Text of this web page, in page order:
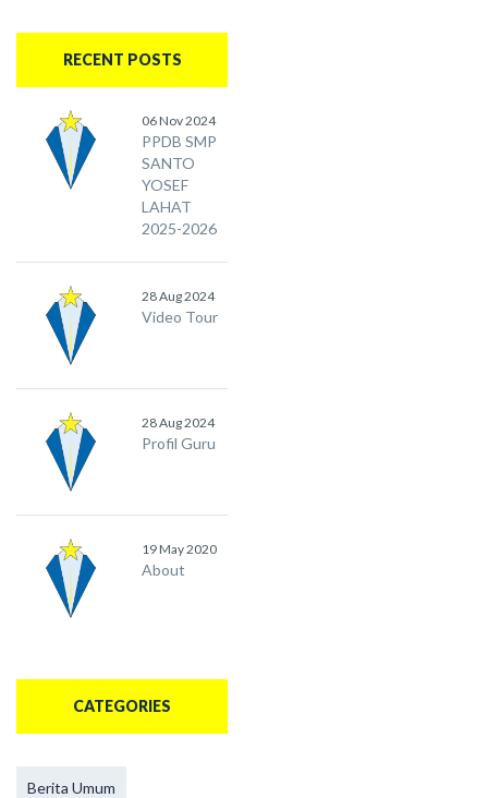
RECENT POSTS
06 Nov 2024
PPDB SMP
SANTO
YOSEF
LAHAT
2025-2026
28 Aug 2024
Video Tour
28 Aug 2024
Profil Guru
19 May 2020
About
CATEGORIES
Berita Umum